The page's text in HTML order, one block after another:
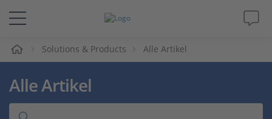
Lösungen & Produkte
Support
Solutions & Products Alle Artikel
Alle Artikel